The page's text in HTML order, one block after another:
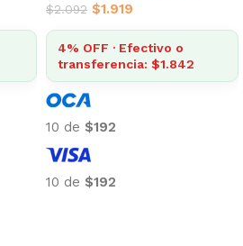
$2.092 $1.919
4% OFF · Efectivo o
transferencia: $1.842
10 de $192
10 de $192